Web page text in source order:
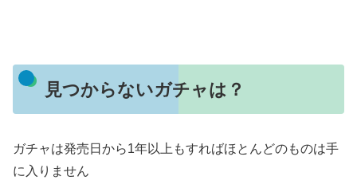
見つからないガチャは？
ガチャは発売日から1年以上もすればほとんどのものは手
に入りません